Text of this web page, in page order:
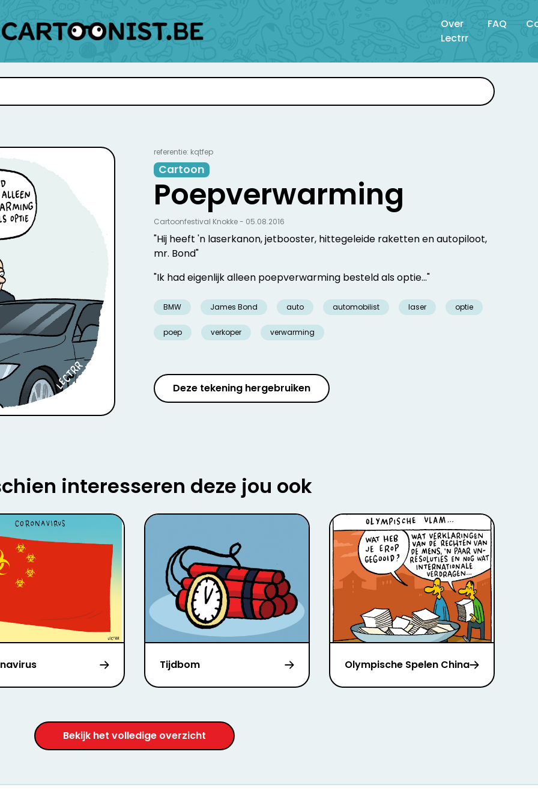
Over
Lectrr
FAQ
referentie: kqtfep
Cartoon
Poepverwarming
"Hij heeft 'n laserkanon, jetbooster, hittegeleide raketten en autopiloot,
mr. Bond"
"Ik had eigenlijk alleen poepverwarming besteld als optie…"
BMW James Bond auto automobilist laser optie
poep verkoper verwarming
Cartoonfestival Knokke - 05.08.2016
Deze tekening hergebruiken
interesseren deze jou ook
Tijdbom Olympische Spelen China
Bekijk het volledige overzicht